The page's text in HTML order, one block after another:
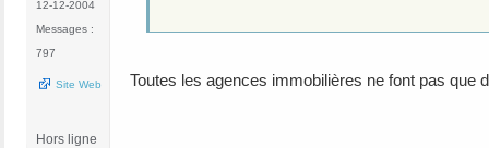
12-12-2004
Messages :
797
Site Web Toutes les agences immobilières ne font pas que
Hors ligne